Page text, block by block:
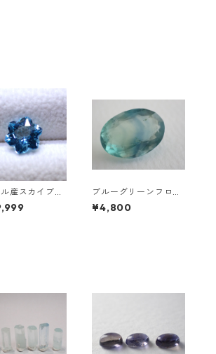
産スカイブル
ズ スノーフレ
トルース 1.5c
ブルーグリーンフロー
ライト オーバルカット
ルース 10.2ct 15.4mm
¥4,800